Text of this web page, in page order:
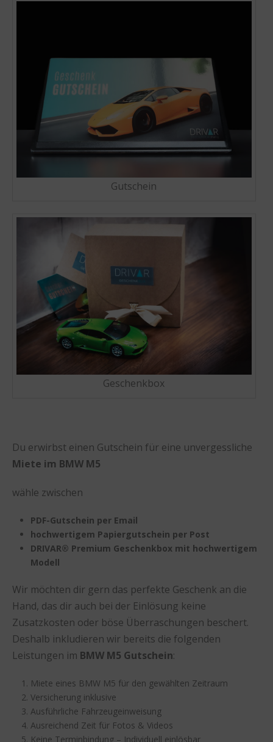
Gutschein
Geschenkbox
Du erwirbst einen Gutschein für eine unvergessliche
Miete im BMW M5
wähle zwischen
PDF-Gutschein per Email
hochwertigem Papiergutschein per Post
DRIVAR® Premium Geschenkbox mit hochwertigem
Modell
Wir möchten dir gern das perfekte Geschenk an die
Hand, das dir auch bei der Einlösung keine
Zusatzkosten oder böse Überraschungen beschert.
Deshalb inkludieren wir bereits die folgenden
Leistungen im BMW M5 Gutschein:
Miete eines BMW M5 für den gewählten Zeitraum
Versicherung inklusive
Ausführliche Fahrzeugeinweisung
Ausreichend Zeit für Fotos & Videos
Keine Terminbindung – Individuell einlösbar